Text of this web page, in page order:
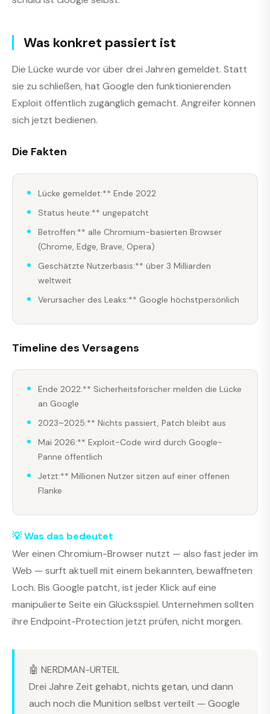
Was konkret passiert ist
Die Lücke wurde vor über drei Jahren gemeldet. Statt
sie zu schließen, hat Google den funktionierenden
Exploit öffentlich zugänglich gemacht. Angreifer können
sich jetzt bedienen.
Die Fakten
Lücke gemeldet:** Ende 2022
Status heute:** ungepatcht
Betroffen:** alle Chromium-basierten Browser
(Chrome, Edge, Brave, Opera)
Geschätzte Nutzerbasis:** über 3 Milliarden
weltweit
Verursacher des Leaks:** Google höchstpersönlich
Timeline des Versagens
Ende 2022:** Sicherheitsforscher melden die Lücke
an Google
2023–2025:** Nichts passiert, Patch bleibt aus
Mai 2026:** Exploit-Code wird durch Google-
Panne öffentlich
Jetzt:** Millionen Nutzer sitzen auf einer offenen
Flanke
💡 Was das bedeutet
Wer einen Chromium-Browser nutzt — also fast jeder im
Web — surft aktuell mit einem bekannten, bewaffneten
Loch. Bis Google patcht, ist jeder Klick auf eine
manipulierte Seite ein Glücksspiel. Unternehmen sollten
ihre Endpoint-Protection jetzt prüfen, nicht morgen.
🤖 NERDMAN-URTEIL
Drei Jahre Zeit gehabt, nichts getan, und dann
auch noch die Munition selbst verteilt — Google